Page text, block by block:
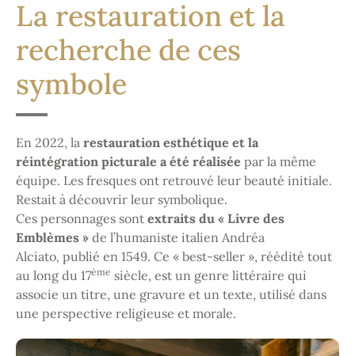
La restauration et la
recherche de ces
symbole
En 2022, la restauration esthétique et la
réintégration picturale a été réalisée par la même
équipe. Les fresques ont retrouvé leur beauté initiale.
Restait à découvrir leur symbolique.
Ces personnages sont extraits du « Livre des
Emblèmes » de l’humaniste italien Andréa
Alciato, publié en 1549. Ce « best-seller », réédité tout
au long du 17ème siècle, est un genre littéraire qui
associe un titre, une gravure et un texte, utilisé dans
une perspective religieuse et morale.